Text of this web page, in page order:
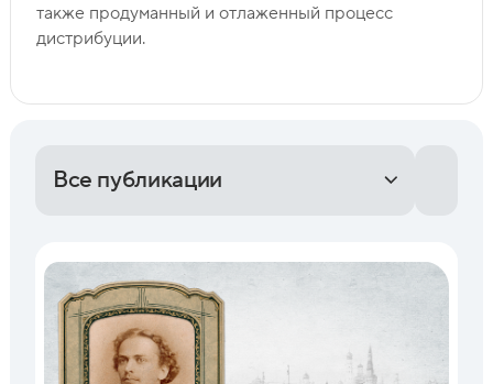
также продуманный и отлаженный процесс
дистрибуции.
Все публикации